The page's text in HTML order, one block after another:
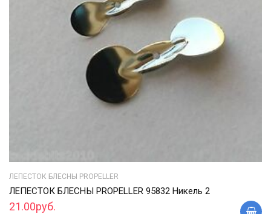
ЛЕПЕСТОК БЛЕСНЫ PROPELLER
ЛЕПЕСТОК БЛЕСНЫ PROPELLER 95832 Никель 2
21.00руб.